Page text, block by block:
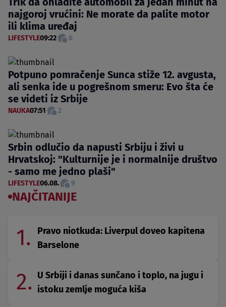
najgoroj vrućini: Ne morate da palite motor
ili klima uređaj
LIFESTYLE09:22 6
Potpuno pomračenje Sunca stiže 12. avgusta,
ali senka ide u pogrešnom smeru: Evo šta će
se videti iz Srbije
NAUKA07:51 2
Srbin odlučio da napusti Srbiju i živi u
Hrvatskoj: "Kulturnije je i normalnije društvo
- samo me jedno plaši"
LIFESTYLE06.08. 9
NAJČITANIJE
1.
Pravo niotkuda: Liverpul doveo kapitena
Barselone
2. U Srbiji i danas sunčano i toplo, na jugu i
istoku zemlje moguća kiša